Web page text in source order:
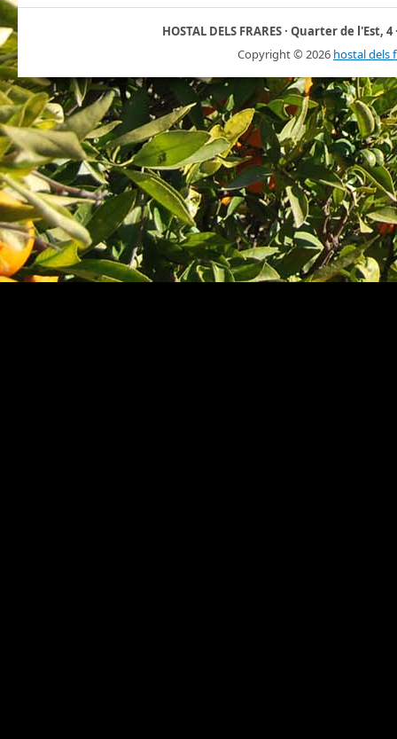
HOSTAL DELS FRARES · Quarter de l'Est,
Copyright © 2026 hostal dels